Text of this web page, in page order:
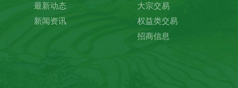
最新动态
新闻资讯
大宗交易
权益类交易
招商信息